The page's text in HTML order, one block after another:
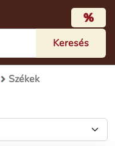
%
Székek